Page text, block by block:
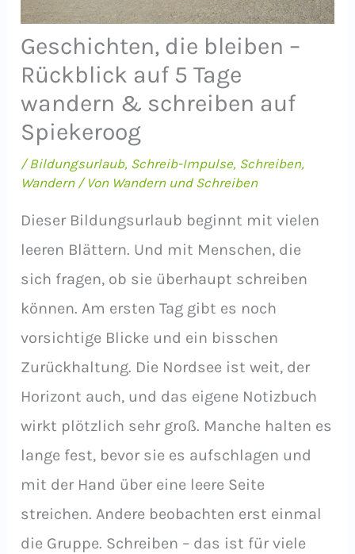
Geschichten, die bleiben –
Rückblick auf 5 Tage
wandern & schreiben auf
Spiekeroog
/Bildungsurlaub, Schreib-Impulse, Schreiben,
Wandern/ Von Wandern und Schreiben
Dieser Bildungsurlaub beginnt mit vielen
leeren Blättern. Und mit Menschen, die
sich fragen, ob sie überhaupt schreiben
können. Am ersten Tag gibt es noch
vorsichtige Blicke und ein bisschen
Zurückhaltung. Die Nordsee ist weit, der
Horizont auch, und das eigene Notizbuch
wirkt plötzlich sehr groß. Manche halten es
lange fest, bevor sie es aufschlagen und
mit der Hand über eine leere Seite
streichen. Andere beobachten erst einmal
die Gruppe. Schreiben – das ist für viele